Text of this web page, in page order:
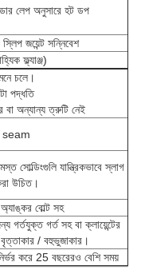
লেপ অনুসারে হট ডপ
জয়েন্ট সন্নিবেশ
ফ্ল্যাঞ্জ)
চলে।
পদ্ধতি
অন্যান্য ত্রুটি নেই
seam
সোল্ডিংগুলি যান্ত্রিকভাবে স্লাগ
উচিত।
বোল্ট সহ
গর্তযুক্ত গর্ত সহ বা ক্লায়েন্টের
বৃত্তাকার / বহুভুজাকার।
করে 25 বছরেরও বেশি সময়